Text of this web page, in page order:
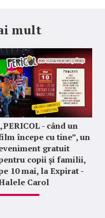
mult
- când un
începe cu tine”, un
gratuit
copii și familii,
10 mai, la Expirat -
Carol